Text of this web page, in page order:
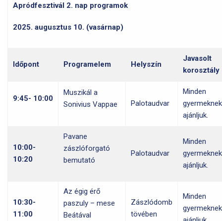
Apródfesztivál 2. nap programok
2025. augusztus 10. (vasárnap)
Időpont Programelem Helyszín
Javasolt
korosztály
9:45- 10:00
Muszikál a
Sonivius Vappae
Palotaudvar
Minden
gyermeknek
ajánljuk.
10:00-
10:20
Pavane
zászlóforgató
bemutató
Palotaudvar
Minden
gyermeknek
ajánljuk.
10:30-
11:00
Az égig érő
paszuly – mese
Beátával
Zászlódomb
tövében
Minden
gyermeknek